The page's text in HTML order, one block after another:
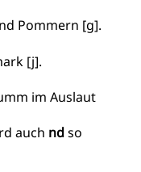
Pommern [g].
[j].
im Auslaut
auch ndso